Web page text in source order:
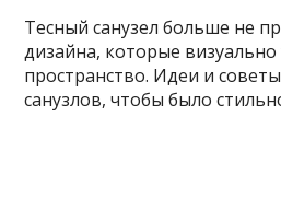
Тесный санузел больше не
дизайна, которые визуально
пространство. Идеи и
санузлов, чтобы было